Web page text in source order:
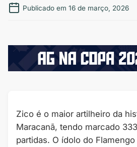
Publicado em 16 de março, 2026
Zico é o maior artilheiro da
Maracanã, tendo marcado
partidas. O ídolo do